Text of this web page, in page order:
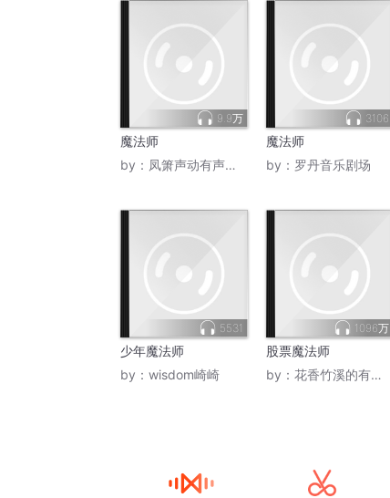
9.9万
魔法师
by： 凤箫声动有声故事
3106
魔法师
by： 罗丹音乐剧场
5531
少年魔法师
by： wisdom崎崎
1096万
股票魔法师
by： 花香竹溪的有声小屋